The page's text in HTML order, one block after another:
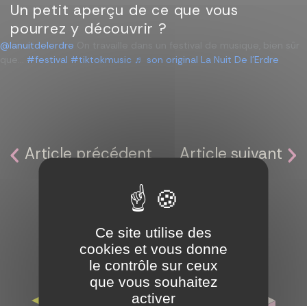
Un petit aperçu de ce que vous
pourrez y découvrir ?
@lanuitdelerdre
#festival #tiktokmusic ♬ son original La Nuit De l’Erdre
Article précédent
PARTAGER L'ARTICLE
Article suivant
Ce site utilise des
cookies et vous donne
le contrôle sur ceux
que vous souhaitez
activer